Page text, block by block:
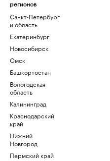
регионов
Санкт-Петербург
и область
Екатеринбург
Новосибирск
Омск
Башкортостан
Вологодская
область
Калининград
Краснодарский
край
Нижний
Новгород
Пермский край